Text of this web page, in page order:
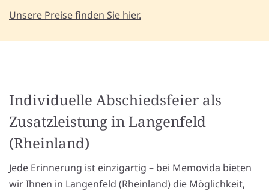
Unsere Preise finden Sie hier.
Individuelle Abschiedsfeier als
Zusatzleistung in Langenfeld
(Rheinland)
Jede Erinnerung ist einzigartig – bei Memovida bieten
wir Ihnen in Langenfeld (Rheinland) die Möglichkeit,